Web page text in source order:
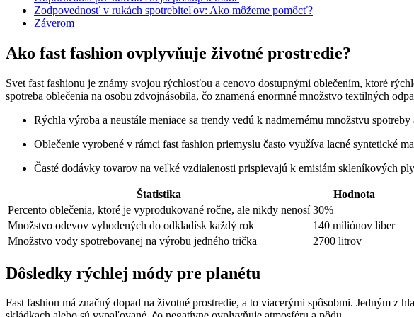
Zodpovednosť v rukách spotrebiteľov: Ako môžeme pomôcť?
Záverom
Ako fast fashion ovplyvňuje životné prostredie?
Svet fast fashionu je známy svojou rýchlosťou a cenovo dostupnými oblečením, ktoré
spotreba oblečenia na osobu zdvojnásobila, čo znamená enormné množstvo textilných
Rýchla výroba a neustále meniace sa trendy vedú k nadmernému množstvu
Oblečenie vyrobené v rámci fast fashion priemyslu často využíva lacné syntetické
Časté dodávky tovarov na veľké vzdialenosti prispievajú k emisiám skleníkových
Štatistika
Hodnota
Percento oblečenia, ktoré je vyprodukované ročne, ale nikdy nenosí 30%
Množstvo odevov vyhodených do odkladísk každý rok
140 miliónov liber
Množstvo vody spotrebovanej na výrobu jedného trička
2700 litrov
Dôsledky rýchlej módy pre planétu
Fast fashion má značný dopad na životné prostredie, a to viacerými spôsobmi. Jedným z